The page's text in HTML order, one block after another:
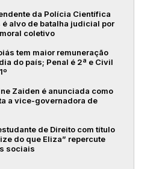
da Polícia Científica
é alvo de batalha judicial por
coletivo
tem maior remuneração
do país; Penal é 2ª e Civil
Zaiden é anunciada como
a vice-governadora de
de Direito com título
do que Eliza” repercute
sociais